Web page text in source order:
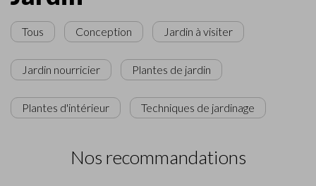
Tous Conception Jardin à visiter
Jardin nourricier Plantes de jardin
Plantes d'intérieur Techniques de jardinage
Nos recommandations